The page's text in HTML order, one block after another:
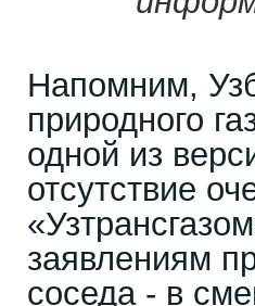
Напомним,
природного
одной из
отсутствие
заявлениям
соседа - в